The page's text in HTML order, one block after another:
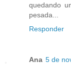
quedando
pesada...
Responder
Ana 5 de